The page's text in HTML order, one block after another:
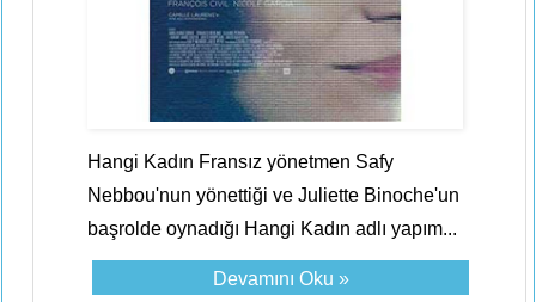
Hangi Kadın Fransız yönetmen Safy
Nebbou'nun yönettiği ve Juliette Binoche'un
başrolde oynadığı Hangi Kadın adlı yapım...
Devamını Oku »